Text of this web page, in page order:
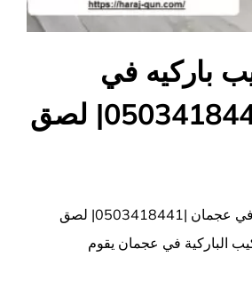
باركيه في
عجمان |0503418441| لصق
شركة تركيب باركيه في عجمان |0503418441| لصق
الباركية في عجمان يقوم